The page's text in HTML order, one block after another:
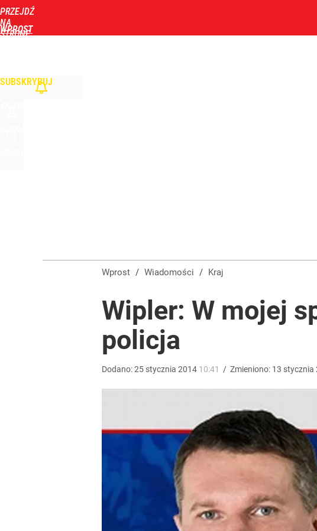
PRZEJDŹ
NA
STRONĘ
WPROST
SUBSKRYBUJ
1
Olbrychski napisał list do Tuska, doszło do interwencji. Poseł
Wrze po roku Nawrockiego. „Największa hańba” kontra „Cała
„Nie chodzi o zemstę”. Mocny apel w sprawie ofiar rzezi
Wprost / Wiadomości / Kraj
Wipler: W mojej
policja
Dodano:25 stycznia 2014 10:41 / Zmieniono: 13 stycznia